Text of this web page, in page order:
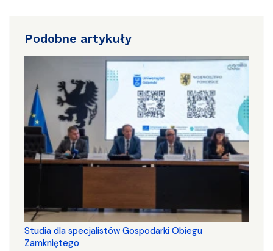
Podobne artykuły
Studia dla specjalistów Gospodarki Obiegu
Zamkniętego